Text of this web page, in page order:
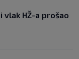
vlak HŽ-a prošao